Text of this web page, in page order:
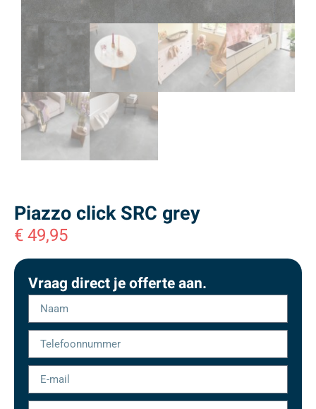
Piazzo click SRC grey
€49,95
Vraag direct je offerte aan.